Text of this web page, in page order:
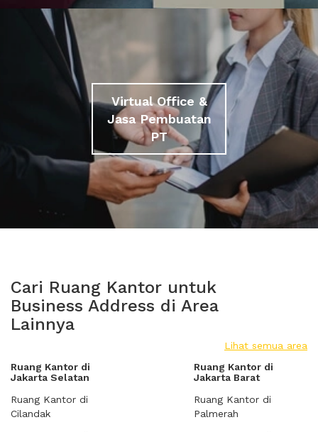
Virtual Office &
Jasa Pembuatan
PT
Cari Ruang Kantor untuk
Business Address di Area
Lainnya
Lihat semua area
Ruang Kantor di
Jakarta Selatan
Ruang Kantor di
Cilandak
Ruang Kantor di
Jakarta Barat
Ruang Kantor di
Palmerah